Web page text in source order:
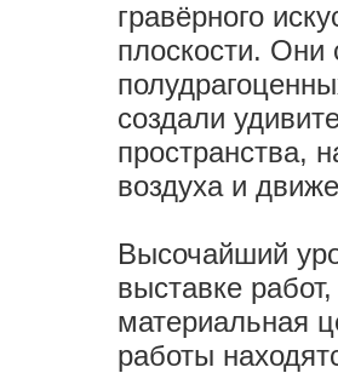
гравёрного
плоскости.
создали
пространства,
воздуха и
Высочайший
выставке
материальная
работы